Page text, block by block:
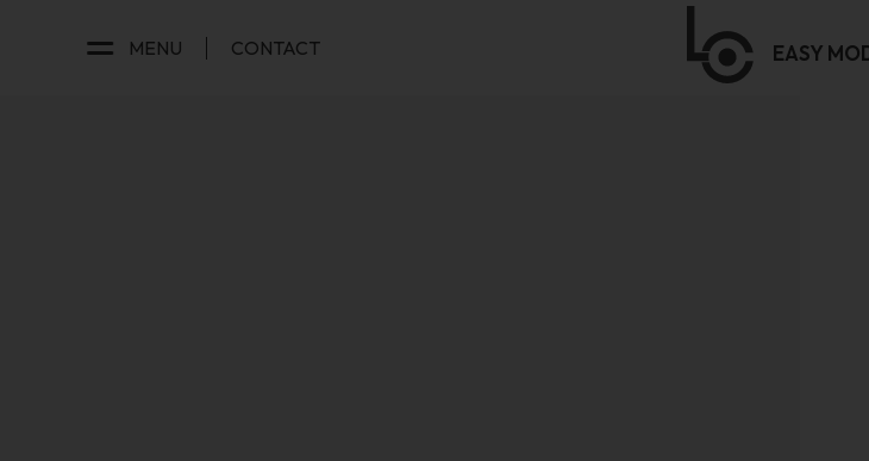
MENU CONTACT EASY